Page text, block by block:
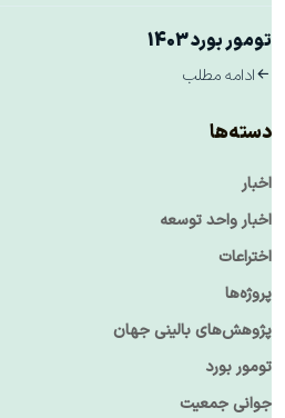
تومور بورد 1403
ادامه مطلب
دسته‌ها
اخبار
اخبار واحد توسعه
اختراعات
پروژه‌ها
پژوهش‌های بالینی جهان
تومور بورد
جوانی جمعیت